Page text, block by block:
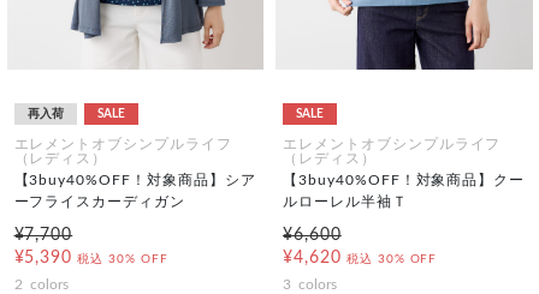
再入荷 SALE
エレメントオブシンプルライフ
（レディス）
【3buy40%OFF！対象商品】シア
ーフライスカーディガン
¥7,700
¥5,390 税込 30% OFF
2 colors
SALE
エレメントオブシンプルライフ
（レディス）
【3buy40%OFF！対象商品】クー
ルローレル半袖Ｔ
¥6,600
¥4,620 税込 30% OFF
3 colors